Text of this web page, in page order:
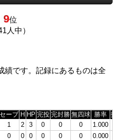
9位
人中）
績です。記録にあるものは全
セーブ H HP 完投 完封勝 無四球 勝率
1 2 3 0 0 0 1.000
0 0 0 0 0 0 0.000